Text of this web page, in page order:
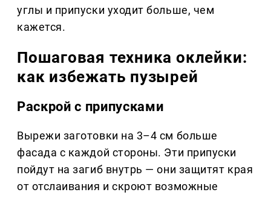
углы и припуски уходит больше, чем
кажется.
Пошаговая техника оклейки:
как избежать пузырей
Раскрой с припусками
Вырежи заготовки на 3–4 см больше
фасада с каждой стороны. Эти припуски
пойдут на загиб внутрь — они защитят края
от отслаивания и скроют возможные